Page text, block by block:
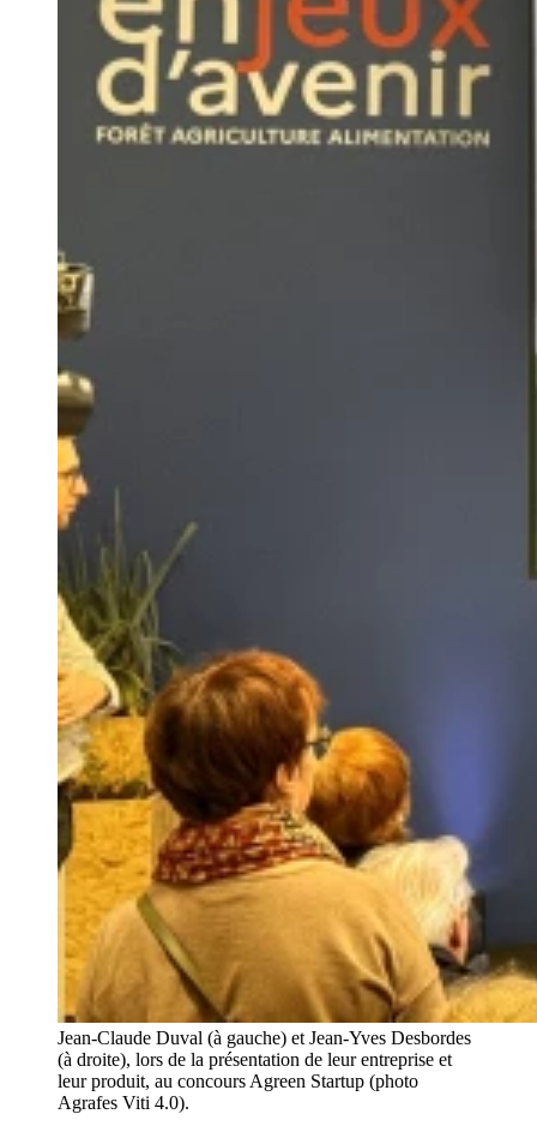
Jean-Claude Duval (à gauche) et Jean-Yves Desbordes
(à droite), lors de la présentation de leur entreprise et
leur produit, au concours Agreen Startup (photo
Agrafes Viti 4.0).